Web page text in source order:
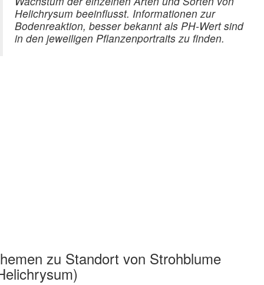
Helichrysum beeinflusst. Informationen zur
Bodenreaktion, besser bekannt als PH-Wert sind
in den jeweiligen Pflanzenportraits zu finden.
zu Standort von Strohblume